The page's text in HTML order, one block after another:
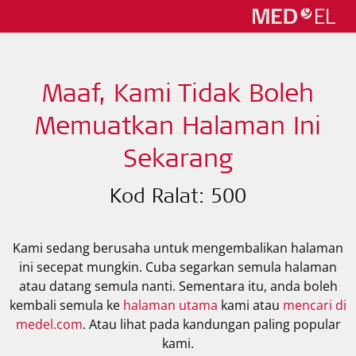
Maaf, Kami Tidak Boleh
Memuatkan Halaman Ini
Sekarang
Kod Ralat: 500
Kami sedang berusaha untuk mengembalikan halaman
ini secepat mungkin. Cuba segarkan semula halaman
atau datang semula nanti. Sementara itu, anda boleh
kembali semula ke halaman utama kami atau mencari di
medel.com. Atau lihat pada kandungan paling popular
kami.